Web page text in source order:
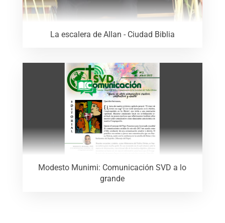
La escalera de Allan - Ciudad Biblia
Modesto Munimi: Comunicación SVD a lo
grande